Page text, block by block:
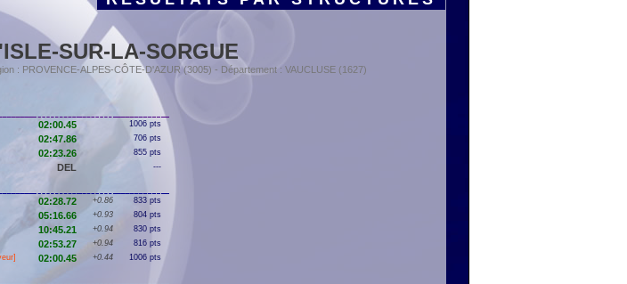
SUR-LA-SORGUE
: PROVENCE-ALPES-CÔTE-D'AZUR (3005) - Département : VAUCLUSE (1627)
02:00.45 1006 pts
02:47.86 706 pts
02:23.26 855 pts
DEL ---
02:28.72 +0.86 833 pts
05:16.66 +0.93 804 pts
10:45.21 +0.94 830 pts
02:53.27 +0.94 816 pts
02:00.45 +0.44 1006 pts